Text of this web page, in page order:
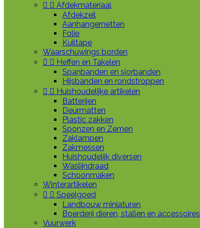
  Afdekmateriaal
Afdekzeil
Aanhangernetten
Folie
Kuiltape
Waarschuwings borden
  Heffen en Takelen
Spanbanden en sjorbanden
Hijsbanden en rondstroppen
  Huishoudelijke artikelen
Batterijen
Deurmatten
Plastic zakken
Sponzen en Zemen
Zaklampen
Zakmessen
Huishoudelijk diversen
Waslijndraad
Schoonmaken
Winterartikelen
  Speelgoed
Landbouw miniaturen
Boerderij dieren, stallen en accessoires
Vuurwerk